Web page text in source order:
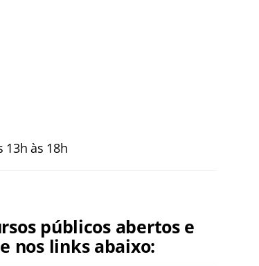
13h às 18h
públicos abertos e
nos links abaixo: